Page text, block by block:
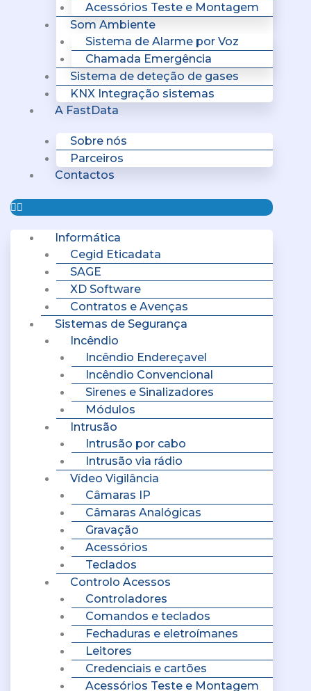
Acessórios Teste e Montagem
Som Ambiente
Sistema de Alarme por Voz
Chamada Emergência
Sistema de deteção de gases
KNX Integração sistemas
A FastData
Sobre nós
Parceiros
Contactos
Informática
Cegid Eticadata
SAGE
XD Software
Contratos e Avenças
Sistemas de Segurança
Incêndio
Incêndio Endereçavel
Incêndio Convencional
Sirenes e Sinalizadores
Módulos
Intrusão
Intrusão por cabo
Intrusão via rádio
Vídeo Vigilância
Câmaras IP
Câmaras Analógicas
Gravação
Acessórios
Teclados
Controlo Acessos
Controladores
Comandos e teclados
Fechaduras e eletroímanes
Leitores
Credenciais e cartões
Acessórios Teste e Montagem